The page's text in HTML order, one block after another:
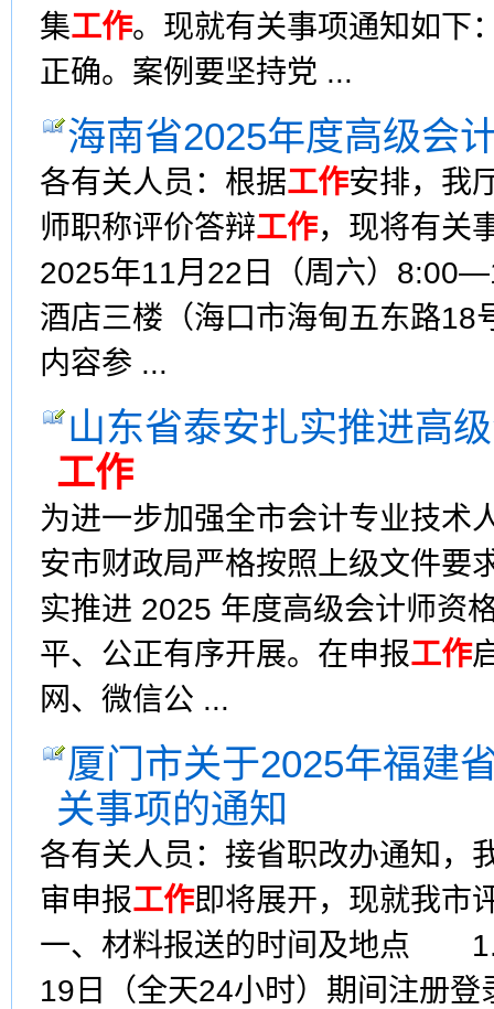
集工作。现就有关事项通知如下
正确。案例要坚持党 ...
海南省2025年度高级会
各有关人员：根据工作安排，我
师职称评价答辩工作，现将有
2025年11月22日（周六）
酒店三楼（海口市海甸五东路
内容参 ...
山东省泰安扎实推进高
工作
为进一步加强全市会计专业技术
安市财政局严格按照上级文件要
实推进 2025 年度高级会计师资
平、公正有序开展。在申报工作
网、微信公 ...
厦门市关于2025年福建
关事项的通知
各有关人员：接省职改办通知，
审申报工作即将展开，现就我市
一、材料报送的时间及地点 1.
19日（全天24小时）期间注册